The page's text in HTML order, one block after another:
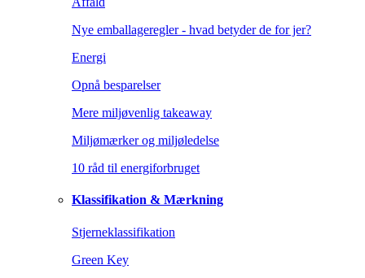
Nye emballageregler - hvad betyder de for jer?
Energi
Opnå besparelser
Mere miljøvenlig takeaway
Miljømærker og miljøledelse
10 råd til energiforbruget
Klassifikation & Mærkning
Stjerneklassifikation
Green Key